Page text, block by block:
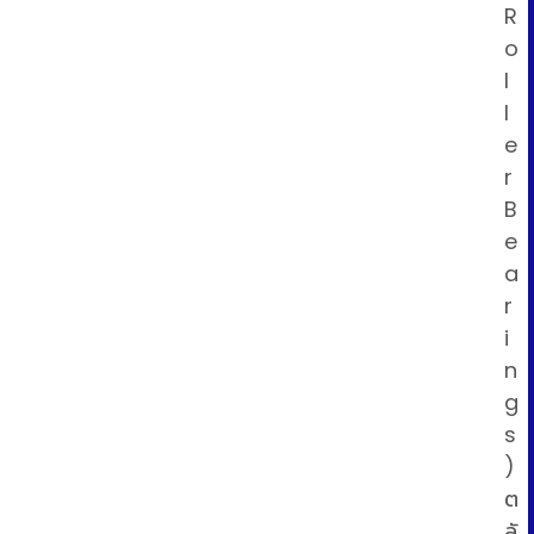
R
o
l
l
e
r
B
e
a
r
i
n
g
s
)
ต